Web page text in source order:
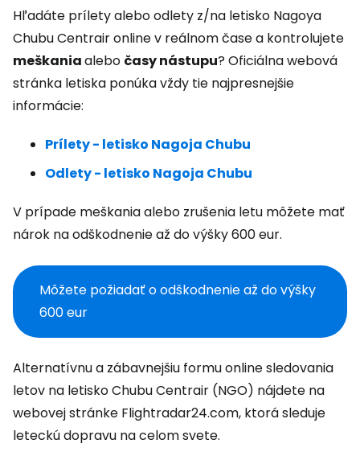
Hľadáte prílety alebo odlety z/na letisko Nagoya
Chubu Centrair online v reálnom čase a kontrolujete
meškaniaalebo časy nástupu? Oficiálna webová
stránka letiska ponúka vždy tie najpresnejšie
informácie:
Prílety - letisko Nagoja Chubu
Odlety - letisko Nagoja Chubu
V prípade meškania alebo zrušenia letu môžete mať
nárok na odškodnenie až do výšky 600 eur.
Môžete požiadať o odškodnenie až do výšky
600 eur
Alternatívnu a zábavnejšiu formu online sledovania
letov na letisko Chubu Centrair (NGO) nájdete na
webovej stránke Flightradar24.com, ktorá sleduje
leteckú dopravu na celom svete.